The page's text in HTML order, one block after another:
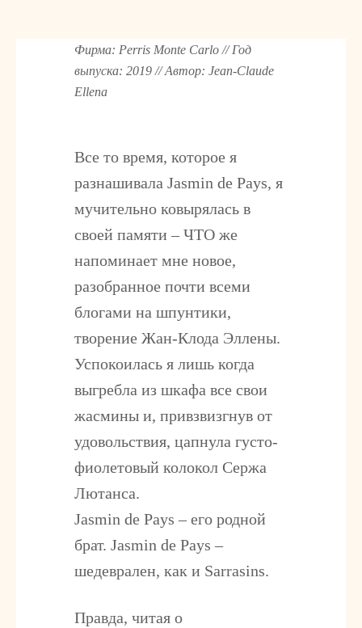
Фирма: Perris Monte Carlo // Год
выпуска: 2019 // Автор: Jean-Claude
Ellena
Все то время, которое я
разнашивала Jasmin de Pays, я
мучительно ковырялась в
своей памяти – ЧТО же
напоминает мне новое,
разобранное почти всеми
блогами на шпунтики,
творение Жан-Клода Эллены.
Успокоилась я лишь когда
выгребла из шкафа все свои
жасмины и, привзвизгнув от
удовольствия, цапнула густо-
фиолетовый колокол Сержа
Лютанса.
Jasmin de Pays – его родной
брат. Jasmin de Pays –
шедеврален, как и Sarrasins.
Правда, читая о